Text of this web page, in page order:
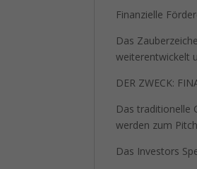
Finanzielle
Das
weiterentwickelt
DER ZWECK:
Das traditionelle
werden zum
Das Investors